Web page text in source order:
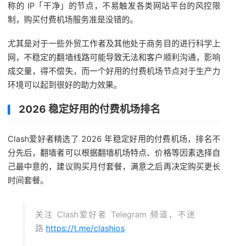
称的 IP「干净」的节点，不易触发各类网站平台的风控限
制，购买付费机场服务准是没错的。
尤其是对于一些外贸工作者及其他处于商务目的进行科学上
网，不稳定的翻墙线路可能导致无法和客户顺利沟通，影响
成交量，得不偿失，而一个好用的付费机场节点对于生产力
环境可以起到很好的助力效果。
2026 稳定好用的付费机场排名
Clash爱好者精选了 2026 年稳定好用的付费机场，排名不
分先后，翻墙者可以根据翻墙机场特点、价格等因素选择自
己最中意的，建议购买月付套餐，满意之后再决定购买更长
时间套餐。
关注 Clash爱好者 Telegram 频道，不迷
路 https://t.me/clashios